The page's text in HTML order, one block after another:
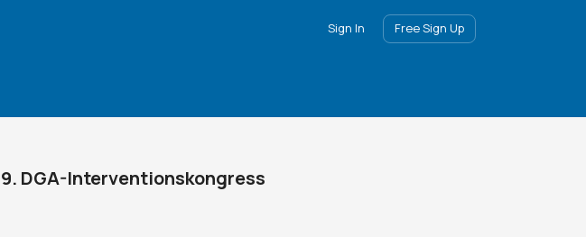
Sign In Free Sign Up
DGA-Interventionskongress